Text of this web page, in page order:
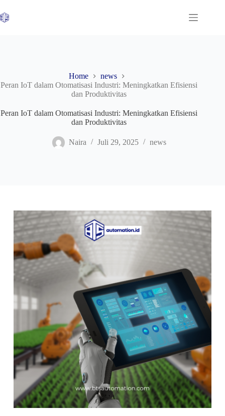
to
content
Home
news
Peran IoT dalam Otomatisasi Industri: Meningkatkan Efisiensi
dan Produktivitas
Peran IoT dalam Otomatisasi Industri: Meningkatkan Efisiensi
dan Produktivitas
Naira Juli 29, 2025 news